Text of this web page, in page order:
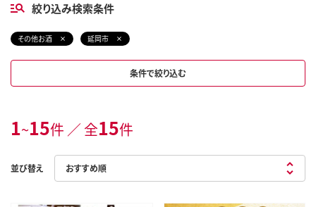
絞り込み検索条件
その他お酒 延岡市
条件で絞り込む
1~15件 ／ 全15件
並び替え